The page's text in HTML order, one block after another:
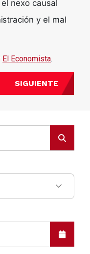
nexo causal
y el mal
El Economista.
SIGUIENTE